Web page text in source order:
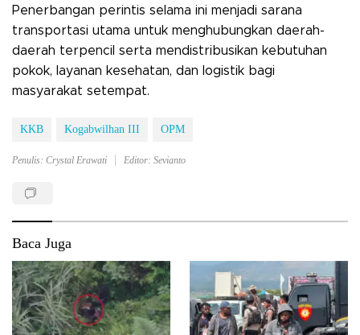
Penerbangan perintis selama ini menjadi sarana
transportasi utama untuk menghubungkan daerah-
daerah terpencil serta mendistribusikan kebutuhan
pokok, layanan kesehatan, dan logistik bagi
masyarakat setempat.
KKB Kogabwilhan III OPM
Penulis: Crystal Erawati Editor: Sevianto
Baca Juga